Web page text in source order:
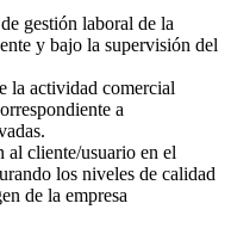
gestión laboral de la
y bajo la supervisión del
la actividad comercial
a
al cliente/usuario en el
los niveles de calidad
de la empresa